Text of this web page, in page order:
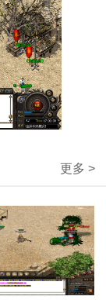
更多 >